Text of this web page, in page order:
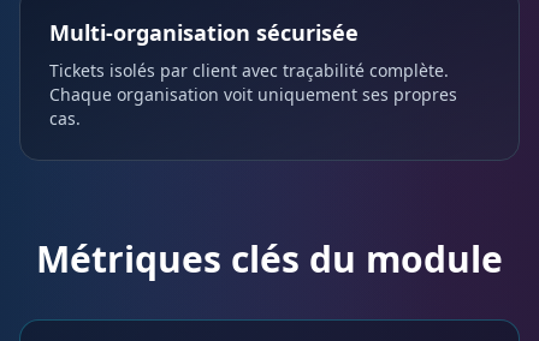
Multi-organisation sécurisée
Tickets isolés par client avec traçabilité complète.
Chaque organisation voit uniquement ses propres
cas.
Métriques clés du module